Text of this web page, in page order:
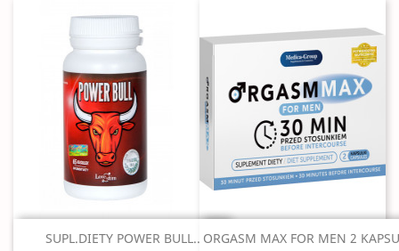
Szybki podgląd
SUPL.DIETY POWER BULL... Szybki podgląd
ORGASM MAX FOR MEN 2